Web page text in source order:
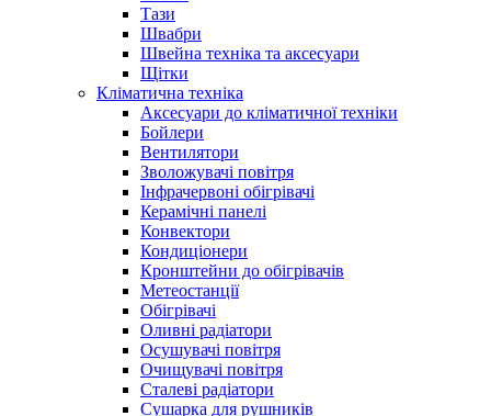
Тази
Швабри
Швейна техніка та аксесуари
Щітки
Кліматична техніка
Аксесуари до кліматичної техніки
Бойлери
Вентилятори
Зволожувачі повітря
Інфрачервоні обігрівачі
Керамічні панелі
Конвектори
Кондиціонери
Кронштейни до обігрівачів
Метеостанції
Обігрівачі
Оливні радіатори
Осушувачі повітря
Очищувачі повітря
Сталеві радіатори
Сушарка для рушників